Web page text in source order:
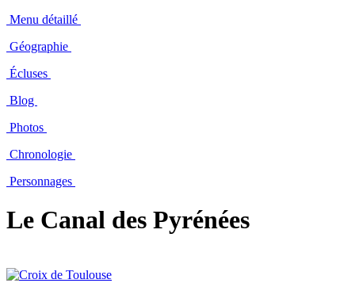
Menu détaillé
Géographie
Écluses
Blog
Photos
Chronologie
Personnages
Le Canal des Pyrénées